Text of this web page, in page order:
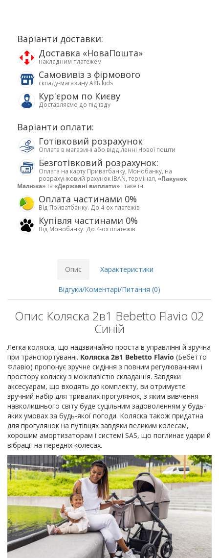
Варіанти доставки:
Доставка «НоваПошта»
накладним платежем
Самовивіз з фірмового
складу-магазину АКБ kids
Кур'єром по Києву
Доставляємо до під'їзду
Варіанти оплати:
Готівковий розрахунок
Оплата в магазині або відділенні Нової пошти
Безготівковий розрахунок:
Оплата на карту Приватбанку, Монобанку, на
розрахунковий рахунок IBAN, термінал, «Пакунок
Малюка»та «Державні виплати» і таке ін.
Оплата частинами 0%
Від Приватбанку. До 4-ох платежів
Купівля частинами 0%
Від Монобанку. До 4-ох платежів
Опис Характеристики
Відгуки/Коментарі/Питання (0)
Опис Коляска 2в1 Bebetto Flavio 02
Синій
Легка коляска, що надзвичайно проста в управлінні й зручна
при транспортуванні. Коляска 2в1 Bebetto Flavio (Бебетто
Флавіо) пропонує зручне сидіння з повним регулюванням і
простору колиску з можливістю складання. Завдяки
аксесуарам, що входять до комплекту, ви отримуєте
зручний набір для тривалих прогулянок, з яким вивчення
навколишнього світу буде суцільним задоволенням у будь-
яких умовах за будь-якої погоди. Коляска також придатна
для прогулянок на путівцях завдяки великим колесам,
хорошим амортизаторам і системі SAS, що поглинає удари й
вібрації на передніх колесах.